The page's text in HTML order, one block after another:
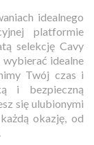
idealnego
platformie
selekcję Cavy
idealne
Twój czas i
i bezpieczną
się ulubionymi
okazję, od